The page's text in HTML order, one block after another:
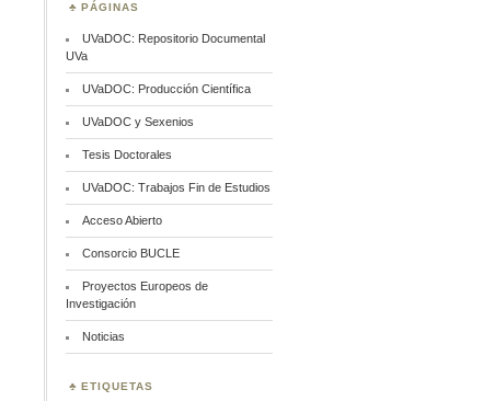
PÁGINAS
UVaDOC: Repositorio Documental
UVa
UVaDOC: Producción Científica
UVaDOC y Sexenios
Tesis Doctorales
UVaDOC: Trabajos Fin de Estudios
Acceso Abierto
Consorcio BUCLE
Proyectos Europeos de
Investigación
Noticias
ETIQUETAS